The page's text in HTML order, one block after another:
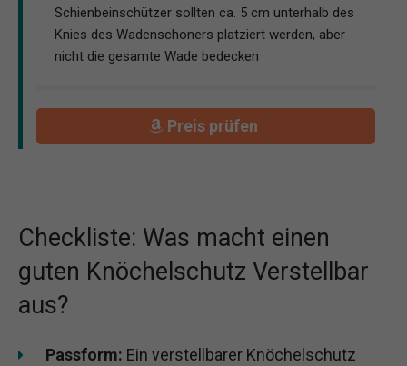
Schienbeinschützer sollten ca. 5 cm unterhalb des
Knies des Wadenschoners platziert werden, aber
nicht die gesamte Wade bedecken
Preis prüfen
Checkliste: Was macht einen
guten Knöchelschutz Verstellbar
aus?
Passform: Ein verstellbarer Knöchelschutz